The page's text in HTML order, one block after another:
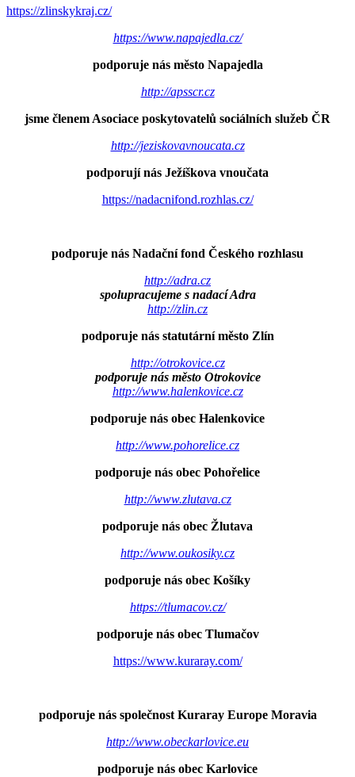
https://zlinskykraj.cz/
https://www.napajedla.cz/
podporuje nás město Napajedla
http://apsscr.cz
jsme členem Asociace poskytovatelů sociálních služeb ČR
http://jeziskovavnoucata.cz
podporují nás Ježíškova vnoučata
https://nadacnifond.rozhlas.cz/
podporuje nás Nadační fond Českého rozhlasu
http://adra.cz
spolupracujeme s nadací Adra
http://zlin.cz
podporuje nás statutární město Zlín
http://otrokovice.cz
podporuje nás město Otrokovice
http://www.halenkovice.cz
podporuje nás obec Halenkovice
http://www.pohorelice.cz
podporuje nás obec Pohořelice
http://www.zlutava.cz
podporuje nás obec Žlutava
http://www.oukosiky.cz
podporuje nás obec Košíky
https://tlumacov.cz/
podporuje nás obec Tlumačov
https://www.kuraray.com/
podporuje nás společnost Kuraray Europe Moravia
http://www.obeckarlovice.eu
podporuje nás obec Karlovice